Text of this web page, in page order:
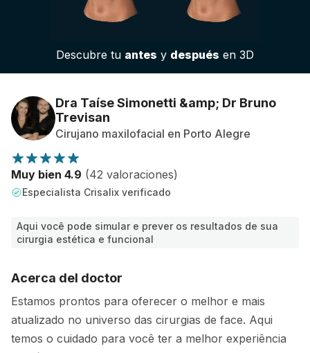
Plataforma 3D de negocio
Planes y Precios
Reseñas de pacientes
Descubre tu antes y después en 3D
Dra Taíse Simonetti &amp; Dr Bruno
Trevisan
Cirujano maxilofacial en Porto Alegre
Muy bien 4.9 (42 valoraciones)
Especialista Crisalix verificado
Aqui você pode simular e prever os resultados de sua
cirurgia estética e funcional
Acerca del doctor
Estamos prontos para oferecer o melhor e mais
atualizado no universo das cirurgias de face. Aqui
temos o cuidado para você ter a melhor experiência